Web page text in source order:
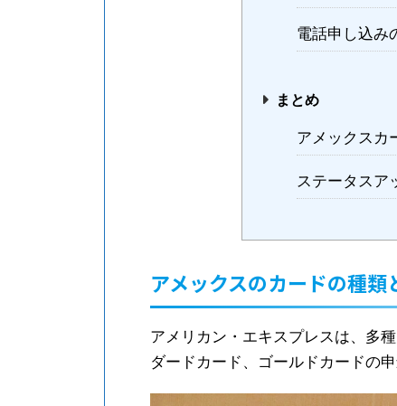
電話申し込み
まとめ
アメックスカ
ステータスア
アメックスのカードの種類
アメリカン・エキスプレスは、多
ダードカード、ゴールドカードの